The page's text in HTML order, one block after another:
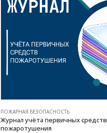
ПОЖАРНАЯ БЕЗОПАСНОСТЬ
Журнал учёта первичных средств
пожаротушения